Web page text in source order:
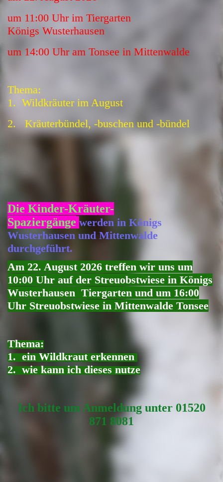
um 11:00 Uhr im Tiergarten
Königs Wusterhausen
um 14:00 Uhr am Tonsee in Mittenwalde
Thema:
1. Wildkräuter im August
2. Kräuterbündel, -buschen und -bündel
Die Kinder-Kräuter-
Spaziergänge werden in Königs
Wusterhausen und Mittenwalde
durchgeführt.
Am 22. August 2026 treffen wir uns um
10:00 Uhr auf der Streuobstwiese in Königs
Wusterhausen Tiergarten und um 16:00
Uhr Streuobstwiese in Mittenwalde Tonsee
Thema:
1. ein Wildkraut erkennen
2. wie kann ichdieses nutze
Ich bitte um Anmeldung unter 01520
871 8081